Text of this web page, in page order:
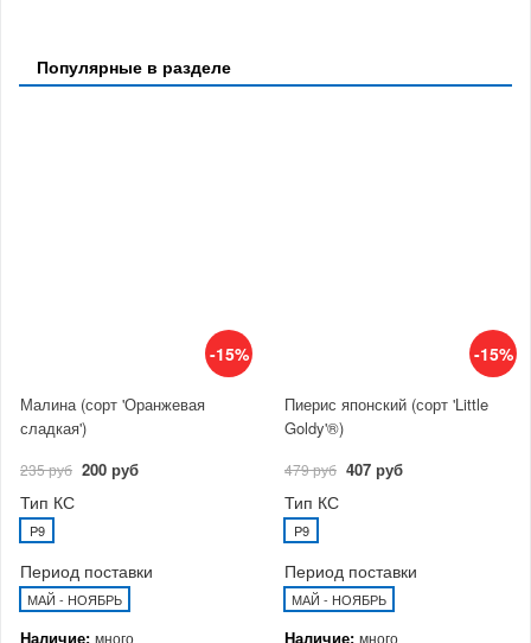
Популярные в разделе
-15%
Малина (сорт 'Оранжевая
сладкая')
235 руб 200 руб
Тип КС
P9
Период поставки
МАЙ - НОЯБРЬ
Наличие: много
-15%
Пиерис японский (сорт 'Little
Goldy'®)
479 руб 407 руб
Тип КС
P9
Период поставки
МАЙ - НОЯБРЬ
Наличие: много